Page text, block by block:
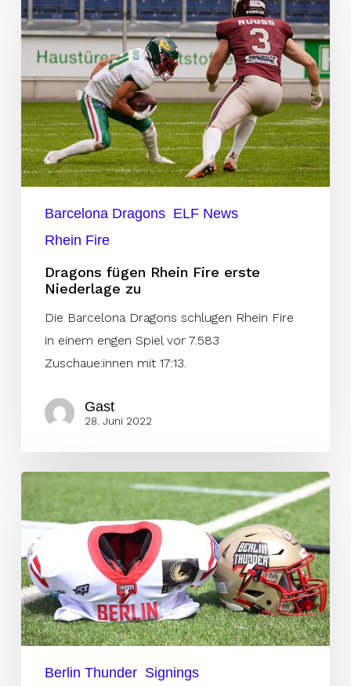
fügen
Rhein
Fire
erste
Niederlage
zu
Barcelona Dragons ELF News
Rhein Fire
Dragons fügen Rhein Fire erste
Niederlage zu
Die Barcelona Dragons schlugen Rhein Fire
in einem engen Spiel vor 7.583
Zuschaue:innen mit 17:13.
Gast
28. Juni 2022
Beard
ersetzt
seinen
Ersatz
Berlin Thunder Signings